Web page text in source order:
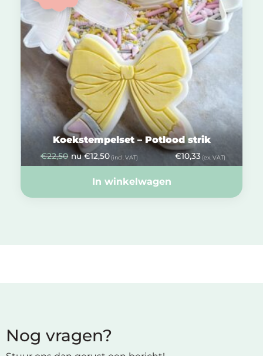
Koekstempelset – Potlood strik
€22,50 nu €12,50 (incl. VAT) €10,33(ex. VAT)
In winkelwagen
Nog vragen?